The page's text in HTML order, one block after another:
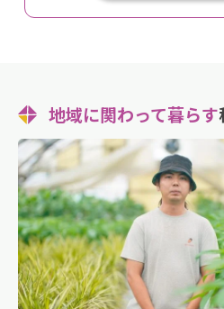
地域に関わって暮らす